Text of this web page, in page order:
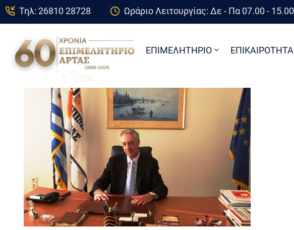
Τηλ: 26810 28728 Ωράριο Λειτουργίας: Δε - Πα 07.00 - 15.00
ΕΠΙΜΕΛΗΤΗΡΙΟ ΕΠΙΚΑΙΡΟΤΗΤΑ